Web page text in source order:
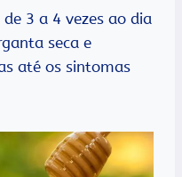
3 a 4 vezes ao dia
seca e
até os sintomas